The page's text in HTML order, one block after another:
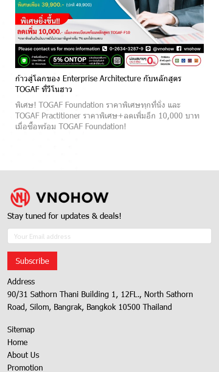
ก้าวสู่โลกของ Enterprise Architecture กับหลักสูตร
TOGAF ที่วีโนฮาว
พิเศษ! TOGAF Foundation ราคาพิเศษทุกที่นั่ง และ
TOGAF Practitioner ราคาพิเศษ+ลดเพิ่มอีก 10,000 บาท
เมื่อซื้อพร้อม TOGAF Foundation!
Stay tuned for updates & deals!
Subscribe
Address
90/31 Sathorn Thani Building 1, 12FL., North Sathorn
Road, Silom, Bangrak, Bangkok 10500 Thailand
Sitemap
Home
About Us
Promotion